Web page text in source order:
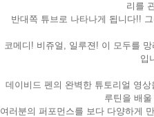
리를
반대쪽 튜브로 나타나게 됩니다!!
코메디! 비쥬얼, 일루젼! 이 모두를
입
데이비드 펜의 완벽한 튜토리얼 영
루틴을 배
여러분의 퍼포먼스를 보다 다양하게